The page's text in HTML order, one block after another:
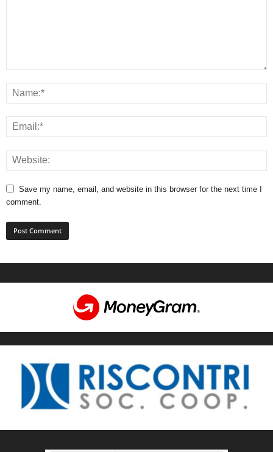
Save my name, email, and website in this browser for the next time I
comment.